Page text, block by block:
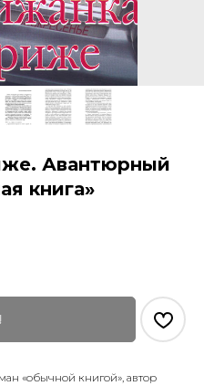
Авантюрный
книга»
«обычной книгой», автор